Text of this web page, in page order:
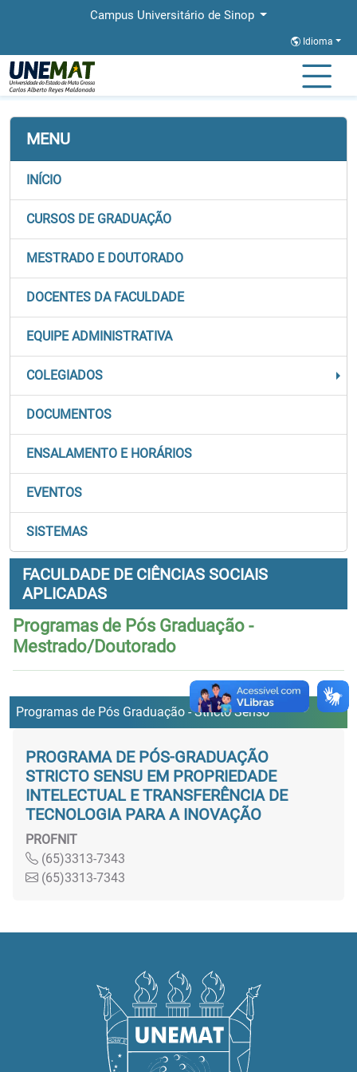
Campus Universitário de Sinop
Idioma
Página Inicial
MENU
INÍCIO
CURSOS DE GRADUAÇÃO
MESTRADO E DOUTORADO
DOCENTES DA FACULDADE
EQUIPE ADMINISTRATIVA
COLEGIADOS
DOCUMENTOS
ENSALAMENTO E HORÁRIOS
EVENTOS
SISTEMAS
FACULDADE DE CIÊNCIAS SOCIAIS
APLICADAS
Programas de Pós Graduação -
Mestrado/Doutorado
Programas de Pós Graduação - Stricto Senso
PROGRAMA DE PÓS-GRADUAÇÃO
STRICTO SENSU EM PROPRIEDADE
INTELECTUAL E TRANSFERÊNCIA DE
TECNOLOGIA PARA A INOVAÇÃO
PROFNIT
(65)3313-7343
(65)3313-7343